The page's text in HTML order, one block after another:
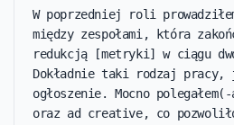
W poprzedniej roli
między zespołami, która
redukcją [metryki] w ciągu
Dokładnie taki rodzaj
ogłoszenie. Mocno
oraz ad creative, co